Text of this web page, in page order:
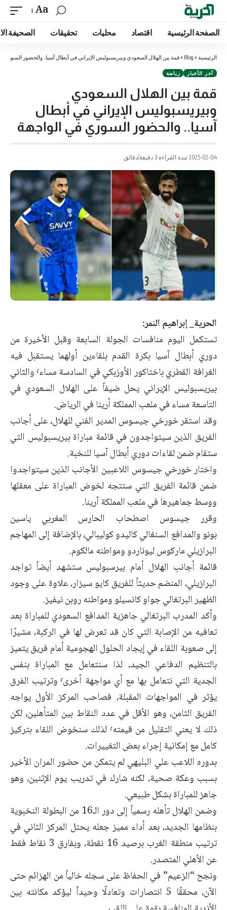
Aa
الصفحة الرئيسية اقتصاد محليات تحقيقات الصحيفة
الرئيسية »
Blog
»قمة بين الهلال السعودي وبيريسبوليس الإيراني في أبطال آسيا.. والحضور السوري
آخر الأخبار رياضة
قمة بين الهلال السعودي
وبيريسبوليس الإيراني في أبطال
آسيا.. والحضور السوري في الواجهة
2025-02-04 مدة القراءة 3 دقيقة/دقائق
الحرية_ إبراهيم النمر:
تستكمل اليوم منافسات الجولة السابعة وقبل الأخيرة من
دوري أبطال آسيا بكرة القدم بلقاءين أولهما يستقبل فيه
الغرافة القطري باختاكور الأوزبكي في السادسة مساء٬ والثاني
بيريسبوليس الإيراني يحل ضيفاً على الهلال السعودي في
التاسعة مساء في ملعب المملكة أرينا في الرياض.
وقد استقر خورخي جيسوس المدير الفني للهلال، على أجانب
الفريق الذين سيتواجدون في قائمة مباراة بيريسبوليس التي
ستقام ضمن لقاءات دوري أبطال آسيا للنخبة.
واختار خورخي جيسوس اللاعبين الأجانب الذين سيتواجدوا
ضمن قائمة الفريق التي ستتجه لخوض المباراة على معقلها
ووسط جماهيرها في ملعب المملكة آرينا.
وقرر جيسوس اصطحاب الحارس المغربي ياسين
بونو والمدافع السنغالي كاليدو كوليبالي، بالإضافة إلى المهاجم
البرازيلي ماركوس ليوناردو ومواطنه مالكوم.
قائمة أجانب الهلال أمام بيرسبوليس ستشهد أيضاً تواجد
البرازيلي، المنضم حديثاً للفريق كايو سيزار، علاوة على وجود
الظهير البرتغالي جواو كانسيلو ومواطنه روبن نيفيز.
وأكد المدرب البرتغالي جاهزية المدافع السعودي للمباراة بعد
تعافيه من الإصابة التي كان قد تعرض لها في الركبة، مشيرًا
إلى صعوبة اللقاء في إيجاد الحلول الهجومية أمام فريق يتميز
بالتنظيم الدفاعي الجيد، لذا سنتعامل مع المباراة بنفس
الجدية التي نتعامل بها مع أي مواجهة أخرى٬ وترتيب الفرق
يؤثر في المواجهات المقبلة، فصاحب المركز الأول يواجه
الفريق الثامن، وهو الأقل في عدد النقاط بين المتأهلين، لكن
ذلك لا يعني التقليل من قيمته٬ لذلك سنخوض اللقاء بتركيز
كامل مع إمكانية إجراء بعض التغييرات.
بدوره اللاعب علي البليهي لم يتمكن من حضور المران الأخير
بسبب وعكة صحية، لكنه شارك في تدريب يوم الإثنين، وهو
جاهز للمباراة بشكل طبيعي.
وضمن الهلال تأهله رسمياً إلى دور الـ16 من البطولة النخبوية
بنظامها الجديد، بعد أداء مميز جعله يحتل المركز الثاني في
ترتيب منطقة الغرب برصيد 16 نقطة، وبفارق 3 نقاط فقط
عن الأهلي المتصدر.
ونجح “الزعيم” في الحفاظ على سجله خالياً من الهزائم حتى
الآن، محققًا 5 انتصارات وتعادلًا وحيداً ليؤكد مكانته بين